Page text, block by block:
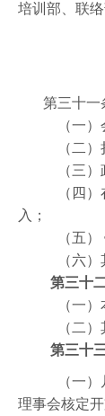
培训部、联络
第三十一
（一）会
（二）捐
（三）政
（四）在
入；
（五） 银
（六）其
第三十
（一）本
（二）其
第三十
（一）凡
理事会核定